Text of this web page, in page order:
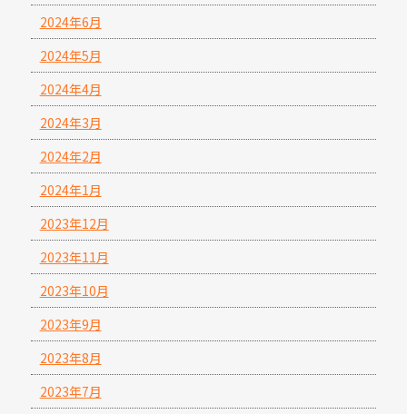
2024年6月
2024年5月
2024年4月
2024年3月
2024年2月
2024年1月
2023年12月
2023年11月
2023年10月
2023年9月
2023年8月
2023年7月